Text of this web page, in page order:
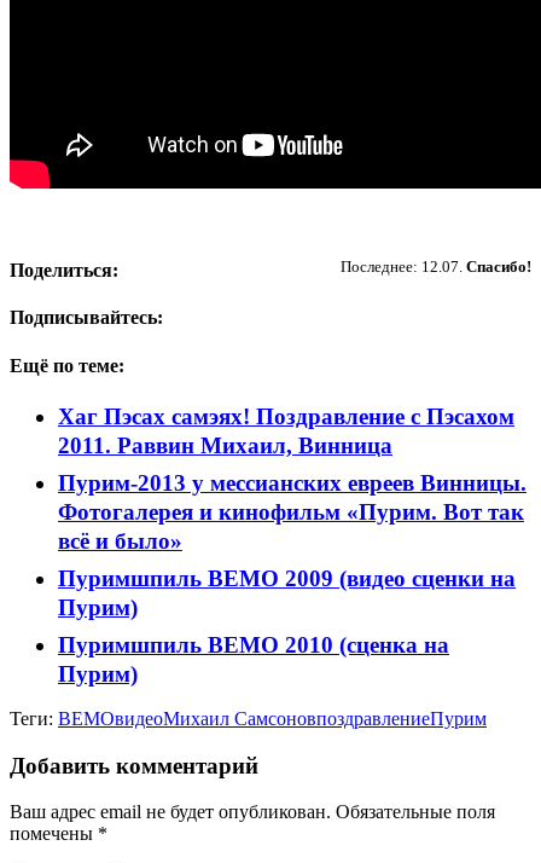
Последнее: 12.07. Спасибо!
Поделиться:
Подписывайтесь:
Ещё по теме:
Хаг Пэсах самэях! Поздравление с Пэсахом
2011. Раввин Михаил, Винница
Пурим-2013 у мессианских евреев Винницы.
Фотогалерея и кинофильм «Пурим. Вот так
всё и было»
Пуримшпиль ВЕМО 2009 (видео сценки на
Пурим)
Пуримшпиль ВЕМО 2010 (сценка на
Пурим)
Теги: ВЕМОвидеоМихаил СамсоновпоздравлениеПурим
Добавить комментарий
Ваш адрес email не будет опубликован. Обязательные поля
помечены *